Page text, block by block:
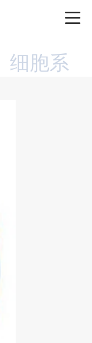
细胞系